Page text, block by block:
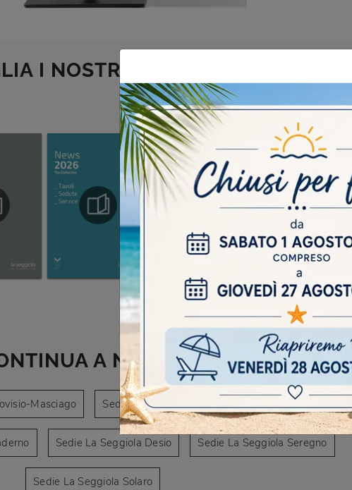
I NOSTRI CATALOGHI
A NAVIGARE
Masciago Sedie La Seggiola Caronno Pertusella
Sedie La Seggiola Desio Sedie La Seggiola Seregno
Sedie La Seggiola Solaro